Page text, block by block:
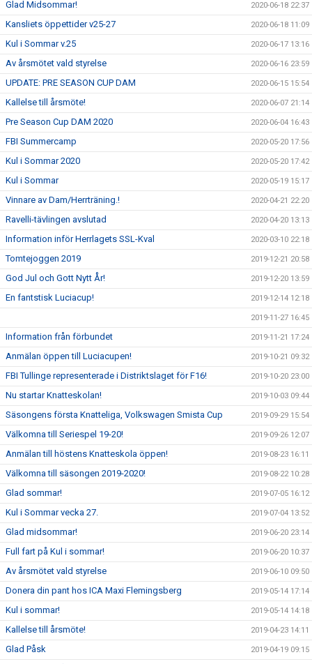
Glad Midsommar! 2020-06-18 22:37
Kansliets öppettider v25-27 2020-06-18 11:09
Kul i Sommar v.25 2020-06-17 13:16
Av årsmötet vald styrelse 2020-06-16 23:59
UPDATE: PRE SEASON CUP DAM 2020-06-15 15:54
Kallelse till årsmöte! 2020-06-07 21:14
Pre Season Cup DAM 2020 2020-06-04 16:43
FBI Summercamp 2020-05-20 17:56
Kul i Sommar 2020 2020-05-20 17:42
Kul i Sommar 2020-05-19 15:17
Vinnare av Dam/Herrträning.! 2020-04-21 22:20
Ravelli-tävlingen avslutad 2020-04-20 13:13
Information inför Herrlagets SSL-Kval 2020-03-10 22:18
Tomtejoggen 2019 2019-12-21 20:58
God Jul och Gott Nytt År! 2019-12-20 13:59
En fantstisk Luciacup! 2019-12-14 12:18
2019-11-27 16:45
Information från förbundet 2019-11-21 17:24
Anmälan öppen till Luciacupen! 2019-10-21 09:32
FBI Tullinge representerade i Distriktslaget för F16! 2019-10-20 23:00
Nu startar Knatteskolan! 2019-10-03 09:44
Säsongens första Knatteliga, Volkswagen Smista Cup 2019-09-29 15:54
Välkomna till Seriespel 19-20! 2019-09-26 12:07
Anmälan till höstens Knatteskola öppen! 2019-08-23 16:11
Välkomna till säsongen 2019-2020! 2019-08-22 10:28
Glad sommar! 2019-07-05 16:12
Kul i Sommar vecka 27. 2019-07-04 13:52
Glad midsommar! 2019-06-20 23:14
Full fart på Kul i sommar! 2019-06-20 10:37
Av årsmötet vald styrelse 2019-06-10 09:50
Donera din pant hos ICA Maxi Flemingsberg 2019-05-14 17:14
Kul i sommar! 2019-05-14 14:18
Kallelse till årsmöte! 2019-04-23 14:11
Glad Påsk 2019-04-19 09:15